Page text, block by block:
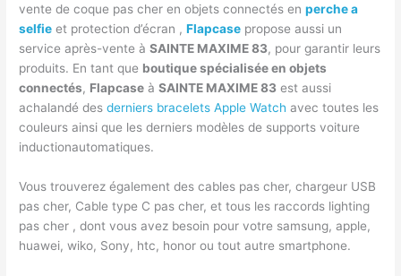
vente de coque pas cher en objets connectés enperche a
selfie et protection d’écran ,Flapcase propose aussi un
service après-vente àSAINTE MAXIME 83, pour garantir leurs
produits. En tant que boutique spécialisée en objets
connectés, Flapcase àSAINTE MAXIME 83 est aussi
achalandé desderniers bracelets Apple Watch avec toutes les
couleurs ainsi que les derniers modèles de supports voiture
inductionautomatiques.
Vous trouverez également des cables pas cher, chargeur USB
pas cher, Cable type C pas cher, et tous les raccords lighting
pas cher , dont vous avez besoin pour votre samsung, apple,
huawei, wiko, Sony, htc, honor ou tout autre smartphone.